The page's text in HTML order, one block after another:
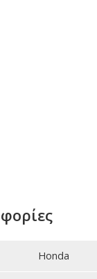
Honda